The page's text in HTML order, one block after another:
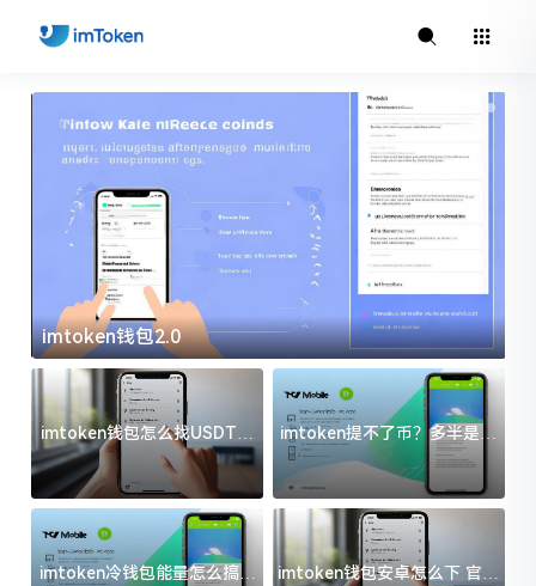
imtoken钱包2.0
imtoken钱包怎么找USDT地
址？三步搞定不踩坑
imtoken提不了币？多半是这
几件事没处理好
imtoken冷钱包能量怎么搞？
imtoken钱包安卓怎么下 官方